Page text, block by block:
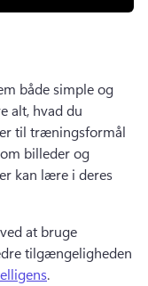
både simple og
alt, hvad du
til træningsformål
billeder og
kan lære i deres
at bruge
tilgængeligheden
.